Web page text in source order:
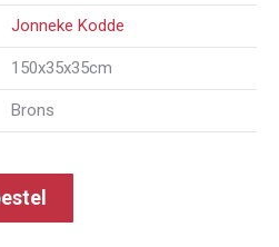
Jonneke Kodde
150x35x35cm
Brons